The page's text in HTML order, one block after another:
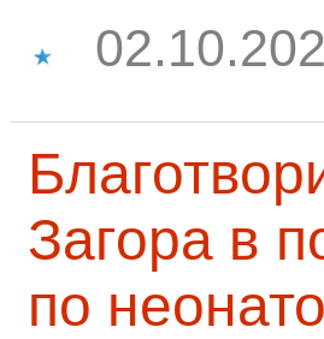
Загора в
по